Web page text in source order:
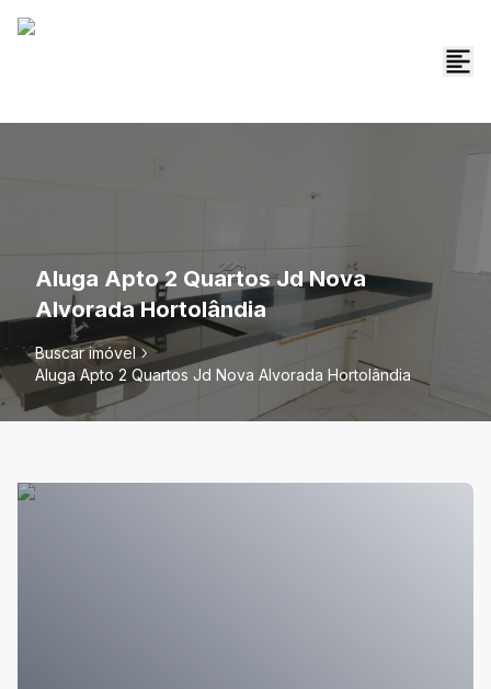
Aluga Apto 2 Quartos Jd Nova
Alvorada Hortolândia
Buscar imóvel
Aluga Apto 2 Quartos Jd Nova Alvorada Hortolândia